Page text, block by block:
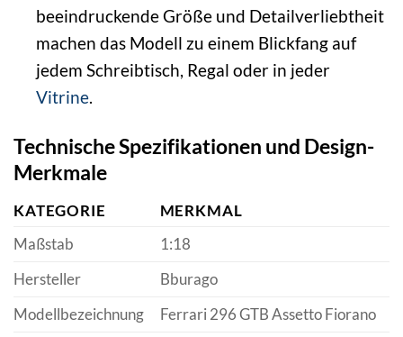
beeindruckende Größe und Detailverliebtheit
machen das Modell zu einem Blickfang auf
jedem Schreibtisch, Regal oder in jeder
Vitrine.
Technische Spezifikationen und Design-
Merkmale
KATEGORIE
MERKMAL
Maßstab
1:18
Hersteller
Bburago
Modellbezeichnung
Ferrari 296 GTB Assetto Fiorano